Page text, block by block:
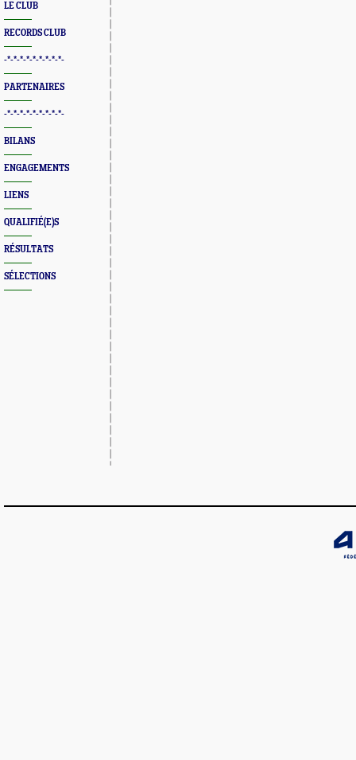
LE CLUB
RECORDS CLUB
-*-*-*-*-*-*-*-*-*-
PARTENAIRES
-*-*-*-*-*-*-*-*-*-
BILANS
ENGAGEMENTS
LIENS
QUALIFIÉ(E)S
RÉSULTATS
SÉLECTIONS